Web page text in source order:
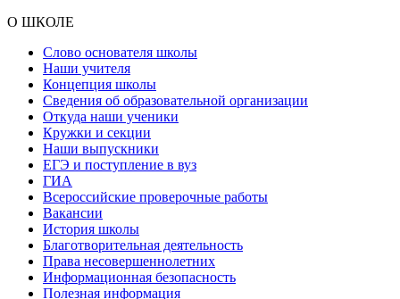
О ШКОЛЕ
Слово основателя школы
Наши учителя
Концепция школы
Сведения об образовательной организации
Откуда наши ученики
Кружки и секции
Наши выпускники
ЕГЭ и поступление в вуз
ГИА
Всероссийские проверочные работы
Вакансии
История школы
Благотворительная деятельность
Права несовершеннолетних
Информационная безопасность
Полезная информация